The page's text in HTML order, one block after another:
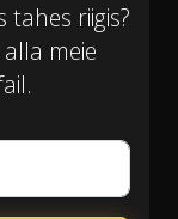
tahes riigis?
meie